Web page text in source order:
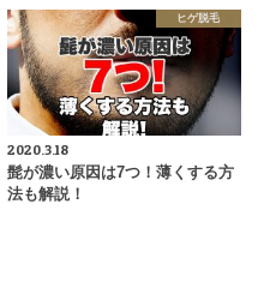
ヒゲ脱毛
2020.3.18
髭が濃い原因は7つ！薄くする方
法も解説！